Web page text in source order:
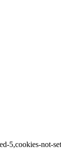
5,cookies-